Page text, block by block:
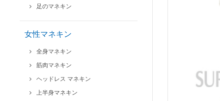
足のマネキン
女性マネキン
全身マネキン
筋肉マネキン
ヘッドレス マネキン
上半身マネキン